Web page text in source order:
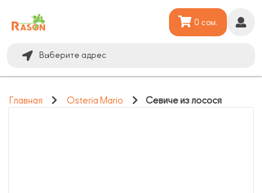
Выберите адрес
0 сом.
Главная Osteria Mario Севиче из лосося